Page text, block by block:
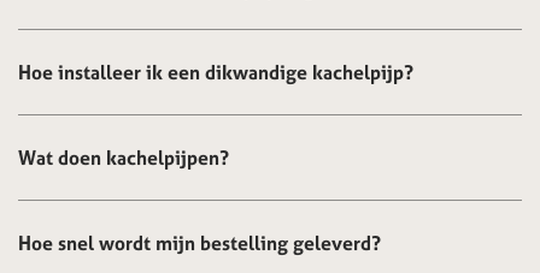
Hoe installeer ik een dikwandige kachelpijp?
Wat doen kachelpijpen?
Hoe snel wordt mijn bestelling geleverd?